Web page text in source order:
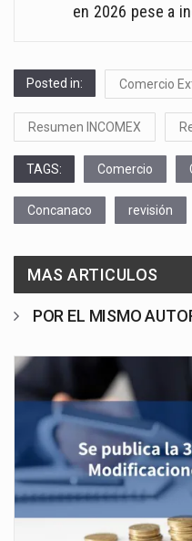
en 2026 pese a
Posted in: Comercio
Resumen INCOMEX
TAGS: Comercio
Concanaco revisión
MAS ARTICULOS
POR EL MISMO